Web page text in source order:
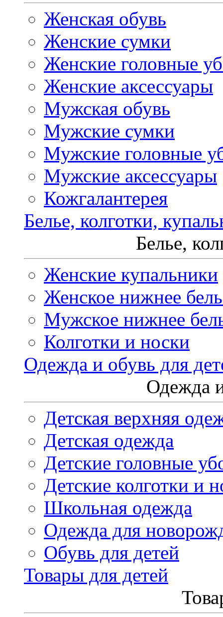
Женская обувь
Женские сумки
Женские головные
Женские аксессуары
Мужская обувь
Мужские сумки
Мужские головные
Мужские аксессуары
Кожгалантерея
Белье, колготки,
Белье,
Женские купальники
Женское нижнее
Мужское нижнее
Колготки и носки
Одежда и обувь для
Одежда
Детская верхняя
Детская одежда
Детские головные
Детские колготки и
Школьная одежда
Одежда для
Обувь для детей
Товары для детей